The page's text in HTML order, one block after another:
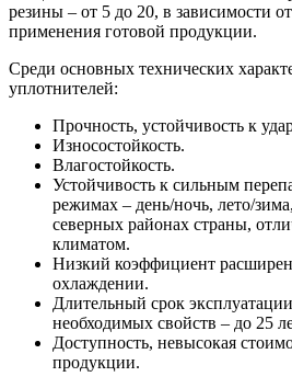
резины – от 5 до 20, в зависимости
применения готовой продукции.
Среди основных технических
уплотнителей:
Прочность, устойчивость к
Износостойкость.
Влагостойкость.
Устойчивость к сильным
режимах – день/ночь, лето/
северных районах страны,
климатом.
Низкий коэффициент
охлаждении.
Длительный срок
необходимых свойств – до 25
Доступность, невысокая
продукции.